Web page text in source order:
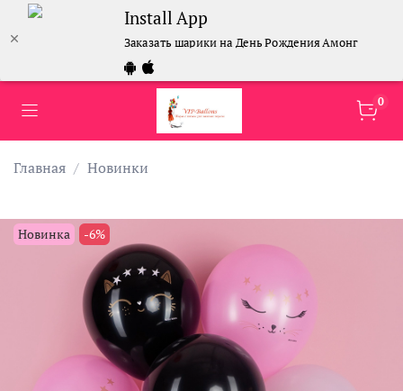
Install App
Заказать шарики на День Рождения Амонг Ас
0
Главная Новинки
Новинка -6%